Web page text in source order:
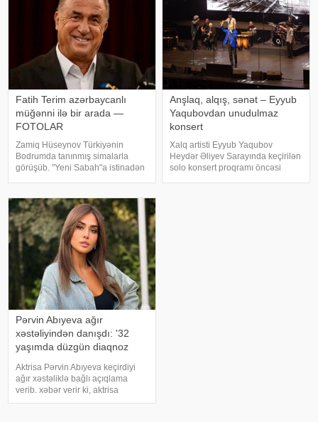
Fatih Terim azərbaycanlı
müğənni ilə bir arada —
FOTOLAR
Zamiq Hüseynov Türkiyənin
Bodrumda tanınmış simalarla
görüşüb. "Yeni Sabah"a istinadən
məşqçi Fatih Terimləı ünsiyyətdə
olub. Z.Hüseynov görüş zaman
Anşlaq, alqış, sənət – Eyyub
Yaqubovdan unudulmaz
konsert
Xalq artisti Eyyub Yaqubov
Heydər Əliyev Sarayında keçirilən
solo konsert proqramı öncəsi
Pərvin Abıyeva ağır
xəstəliyindən danışdı: '32
yaşımda düzgün diaqnoz
Aktrisa Pərvin Abıyeva keçirdiyi
ağır xəstəliklə bağlı açıqlama
verib. xəbər verir ki, aktrisa
axlorhidriya xəstəliyindən əziyyət